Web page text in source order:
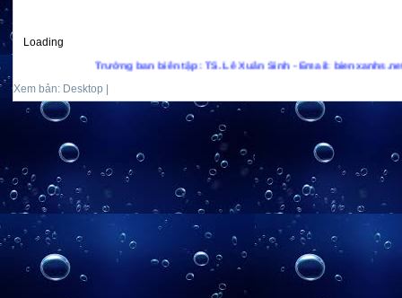
Loading
Trưởng ban biên tập: TS. Lê Xuân Sinh - Email:
Xem bản: Desktop |